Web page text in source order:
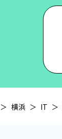
3つのポリシー
提携学生寮のご案内
横浜
スカラシップ制度
横浜 IT